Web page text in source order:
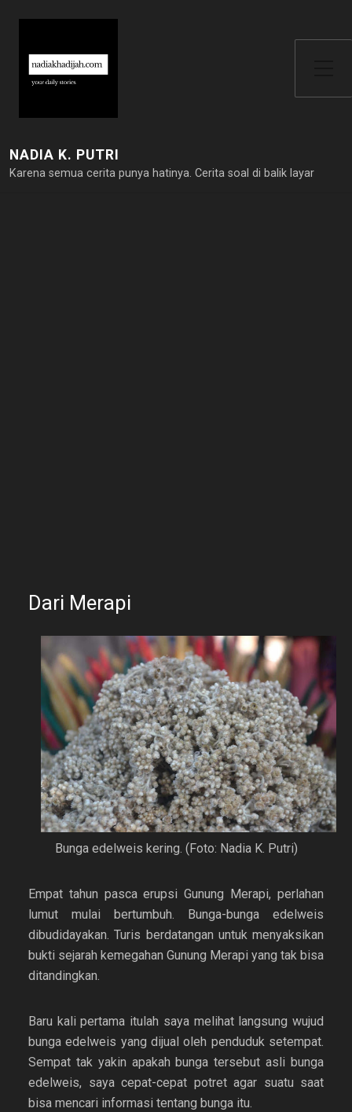
NADIA K. PUTRI
Karena semua cerita punya hatinya. Cerita soal di balik layar
Dari Merapi
Bunga edelweis kering. (Foto: Nadia K. Putri)
Empat tahun pasca erupsi Gunung Merapi, perlahan
lumut mulai bertumbuh. Bunga-bunga edelweis
dibudidayakan. Turis berdatangan untuk menyaksikan
bukti sejarah kemegahan Gunung Merapi yang tak bisa
ditandingkan.
Baru kali pertama itulah saya melihat langsung wujud
bunga edelweis yang dijual oleh penduduk setempat.
Sempat tak yakin apakah bunga tersebut asli bunga
edelweis, saya cepat-cepat potret agar suatu saat
bisa mencari informasi tentang bunga itu.